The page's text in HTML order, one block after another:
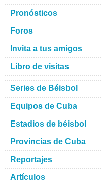
Pronósticos
Foros
Invita a tus amigos
Libro de visitas
Series de Béisbol
Equipos de Cuba
Estadios de béisbol
Provincias de Cuba
Reportajes
Artículos